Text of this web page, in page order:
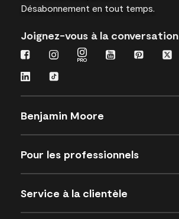
Désabonnement en tout temps.
Joignez-vous à la conversation
Benjamin Moore
Pour les professionnels
Service à la clientèle